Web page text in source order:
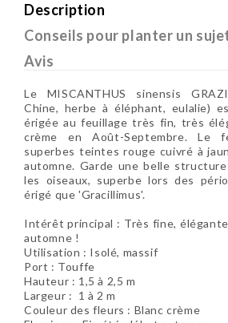
Description
Conseils pour planter un
Avis
Le MISCANTHUS sinensis
Chine, herbe à éléphant, eulalie)
érigée au feuillage très fin, très
crème en Août-Septembre. Le
superbes teintes rouge cuivré à
automne. Garde une belle
les oiseaux, superbe lors des
érigé que 'Gracillimus'.
Intérêt principal : Très fine,
automne !
Utilisation : Isolé, massif
Port : Touffe
Hauteur : 1,5 à 2,5 m
Largeur : 1 à 2 m
Couleur des fleurs : Blanc crème